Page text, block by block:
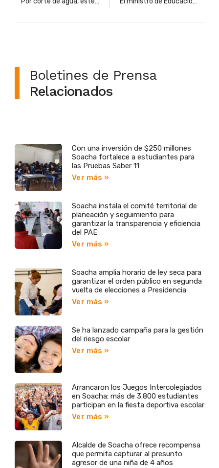
Boletines de Prensa
Relacionados
Con una inversión de $250 millones
Soacha fortalece a estudiantes para
las Pruebas Saber 11
Ver más »
Soacha instala el comité territorial de
planeación y seguimiento para
garantizar la transparencia y eficiencia
del PAE
Ver más »
Soacha amplia horario de ley seca para
garantizar el orden público en segunda
vuelta de elecciones a Presidencia
Ver más »
Se ha lanzado campaña para la gestión
del riesgo escolar
Ver más »
Arrancaron los Juegos Intercolegiados
en Soacha: más de 3.800 estudiantes
participan en la fiesta deportiva escolar
Ver más »
Alcalde de Soacha ofrece recompensa
que permita capturar al presunto
agresor de una niña de 4 años